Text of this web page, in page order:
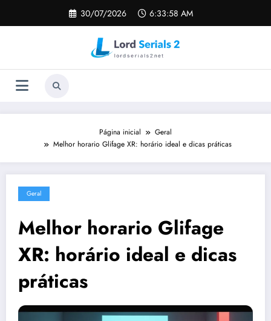
o
30/07/2026 6:33:59 AM
Página inicial
Geral
Melhor horario Glifage XR: horário ideal e dicas práticas
Geral
Melhor horario Glifage
XR: horário ideal e dicas
práticas